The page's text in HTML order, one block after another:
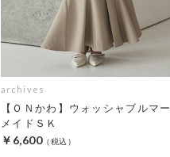
archives
【ＯＮかわ】ウォッシャブルマー
メイドＳＫ
￥6,600